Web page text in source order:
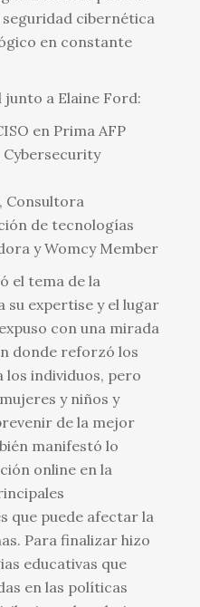
cibernética
en constante
a Elaine Ford:
en Prima AFP
Cybersecurity
Consultora
de tecnologías
y Womcy Member
el tema de la
su expertise y el lugar
con una mirada
donde reforzó los
los individuos, pero
y niños y
de la mejor
manifestó lo
online en la
que puede afectar la
Para finalizar hizo
educativas que
en las políticas